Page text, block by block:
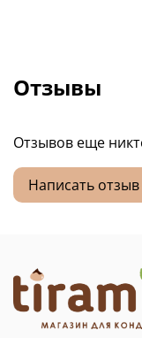
Отзывы
Отзывов еще
Написать отзыв